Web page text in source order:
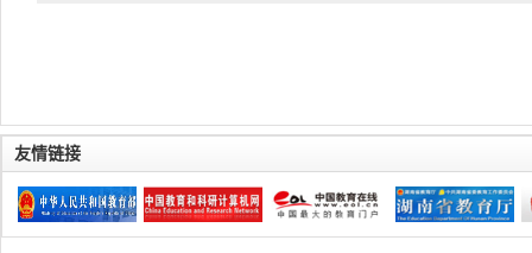
友情链接